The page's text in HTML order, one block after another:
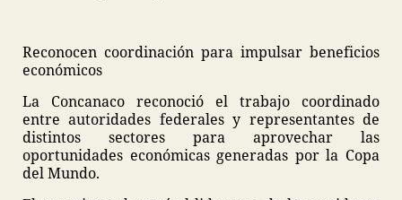
Reconocen coordinación para impulsar beneficios
económicos
La Concanaco reconoció el trabajo coordinado
entre autoridades federales y representantes de
distintos sectores para aprovechar las
oportunidades económicas generadas por la Copa
del Mundo.